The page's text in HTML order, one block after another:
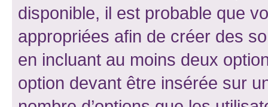
disponible, il est probable que
appropriées afin de créer des
en incluant au moins deux
option devant être insérée sur